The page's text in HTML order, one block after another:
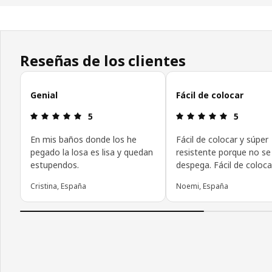
Reseñas de los clientes
Omitir las opiniones de los clientes
Genial
Reseña: 5 de 5 estrellas.
5
En mis baños donde los he
pegado la losa es lisa y quedan
estupendos.
Cristina, España
Fácil de colocar
Reseña: 5
5
Fácil de colocar y súper
resistente porque no se
despega. Fácil de
Noemi, España